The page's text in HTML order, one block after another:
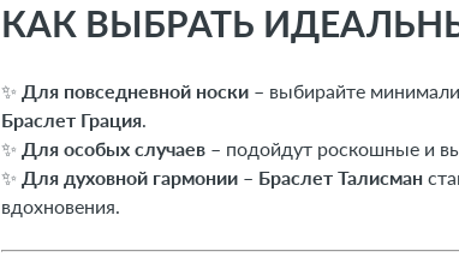
КАК ВЫБРАТЬ
✨ Для повседневной носки – выбирайте
Браслет Грация.
✨ Для особых случаев – подойдут роскошные и
✨ Для духовной гармонии – Браслет Талисман
вдохновения.